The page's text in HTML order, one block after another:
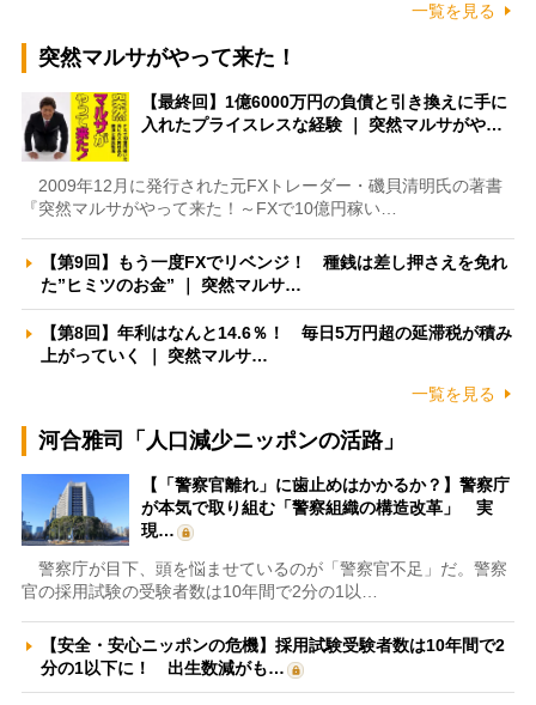
一覧を見る
突然マルサがやって来た！
【最終回】1億6000万円の負債と引き換えに手に
入れたプライスレスな経験 ｜ 突然マルサがや…
2009年12月に発行された元FXトレーダー・磯貝清明氏の著書
『突然マルサがやって来た！～FXで10億円稼い…
【第9回】もう一度FXでリベンジ！ 種銭は差し押さえを免れ
た”ヒミツのお金” ｜ 突然マルサ…
【第8回】年利はなんと14.6％！ 毎日5万円超の延滞税が積み
上がっていく ｜ 突然マルサ…
一覧を見る
河合雅司「人口減少ニッポンの活路」
【「警察官離れ」に歯止めはかかるか？】警察庁
が本気で取り組む「警察組織の構造改革」 実
現…
警察庁が目下、頭を悩ませているのが「警察官不足」だ。警察
官の採用試験の受験者数は10年間で2分の1以…
【安全・安心ニッポンの危機】採用試験受験者数は10年間で2
分の1以下に！ 出生数減がも…